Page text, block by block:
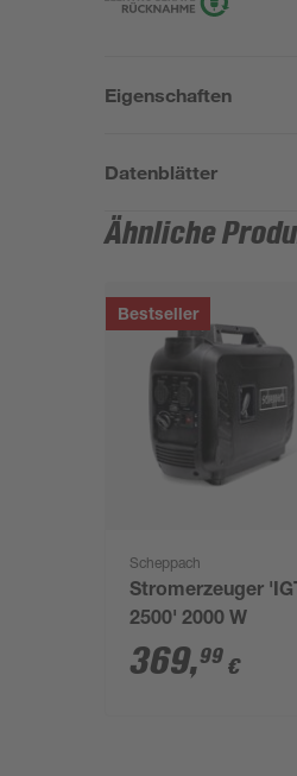
Eigenschaften
Datenblätter
Ähnliche
Bestseller
Scheppach
Stromerzeuger
2500' 2000 W
369,99 €